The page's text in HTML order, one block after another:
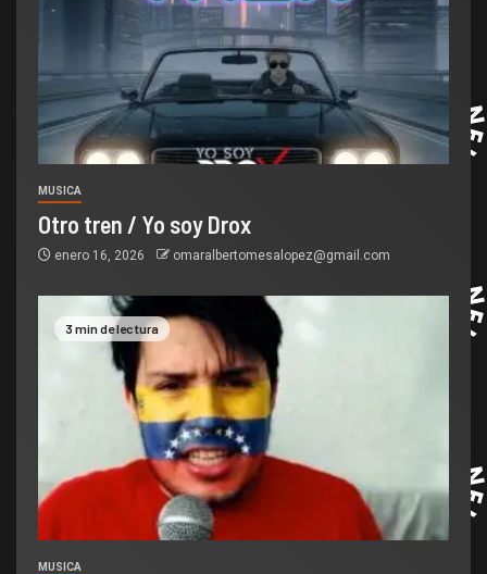
MUSICA
Otro tren / Yo soy Drox
enero 16, 2026 omaralbertomesalopez@gmail.com
3 min de lectura
MUSICA